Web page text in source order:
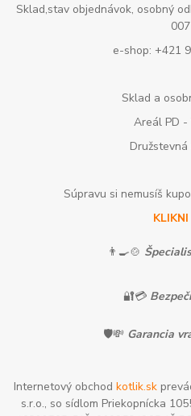
Sklad,stav objednávok, osobný
007
e-shop: +421
Sklad a
Areál PD -
Súpravu si nemusíš
👨‍🍳🍲
🔐💳
🛡️💸 Garancia
Internetový obchod kotlik.sk
s.r.o., so sídlom Priekopnícka